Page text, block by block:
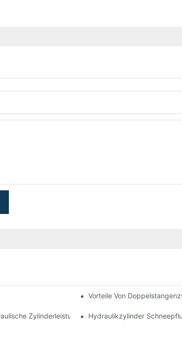
Es & Gemeinsame Anwendungen
Vorteile Von
Zylinderleistung VerbessertHydraulikzylinder